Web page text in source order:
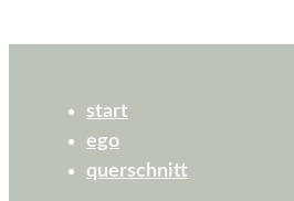
start
ego
querschnitt